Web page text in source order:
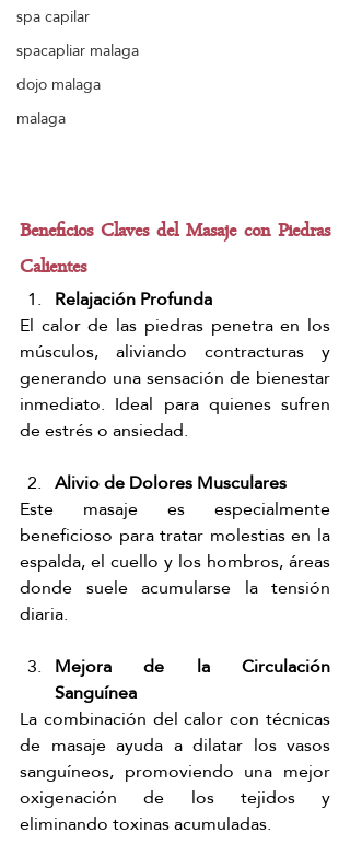
spa capilar
spacapliar malaga
dojo malaga
malaga
Beneficios Claves del Masaje con Piedras
Calientes
Relajación Profunda
El calor de las piedras penetra en los
músculos, aliviando contracturas y
generando una sensación de bienestar
inmediato. Ideal para quienes sufren
de estrés o ansiedad.
Alivio de Dolores Musculares
Este masaje es especialmente
beneficioso para tratar molestias en la
espalda, el cuello y los hombros, áreas
donde suele acumularse la tensión
diaria.
Mejora de la Circulación
Sanguínea
La combinación del calor con técnicas
de masaje ayuda a dilatar los vasos
sanguíneos, promoviendo una mejor
oxigenación de los tejidos y
eliminando toxinas acumuladas.